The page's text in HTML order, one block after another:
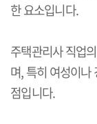
한 요소입니다.
주택관리사 직업
며, 특히 여성이나
점입니다.